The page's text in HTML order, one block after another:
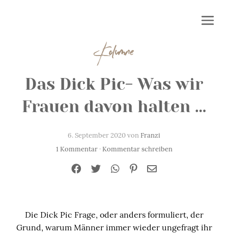
Kolumne
Das Dick Pic- Was wir
Frauen davon halten …
6. September 2020 vonFranzi
1 Kommentar· Kommentar schreiben
Die Dick Pic Frage, oder anders formuliert, der
Grund, warum Männer immer wieder ungefragt ihr